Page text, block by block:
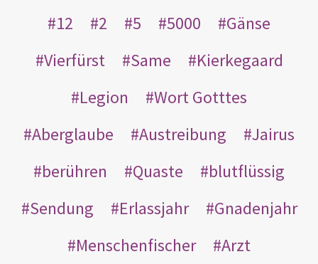
12
2 5 5000
Gänse
Vierfürst
Same
Kierkegaard
Legion
Wort Gotttes
Aberglaube
Austreibung
Jairus
berühren
Quaste
blutflüssig
Sendung
Erlassjahr
Gnadenjahr
Menschenfischer
Arzt